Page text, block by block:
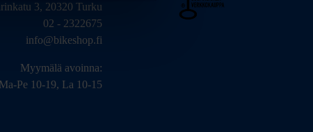
3, 20320 Turku
02 - 2322675
info@bikeshop.fi
Myymälä avoinna:
Ma-Pe 10-19, La 10-15